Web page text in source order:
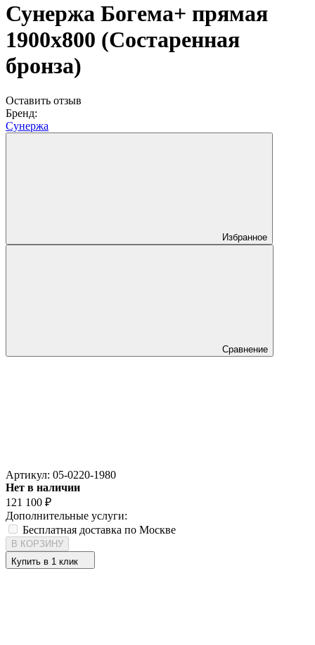
Сунержа Богема+ прямая
1900х800 (Состаренная
бронза)
Оставить отзыв
Бренд:
Сунержа
Избранное
Сравнение
Артикул: 05-0220-1980
Нет в наличии
121 100 ₽
Дополнительные услуги:
Бесплатная доставка по Москве
В КОРЗИНУ
Купить в 1 клик